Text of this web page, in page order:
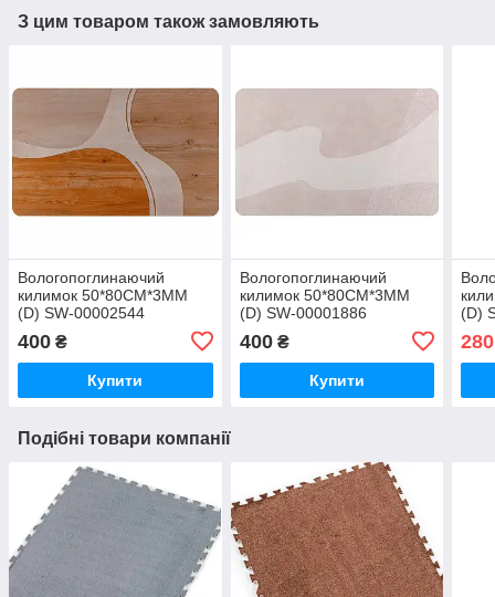
З цим товаром також замовляють
Вологопоглинаючий
килимок 50*80CM*3MM
(D) SW-00002544
400 ₴
Купити
Вологопоглинаючий
килимок 50*80CM*3MM
(D) SW-00001886
400₴
Купити
(D)
280
Подібні товари компанії